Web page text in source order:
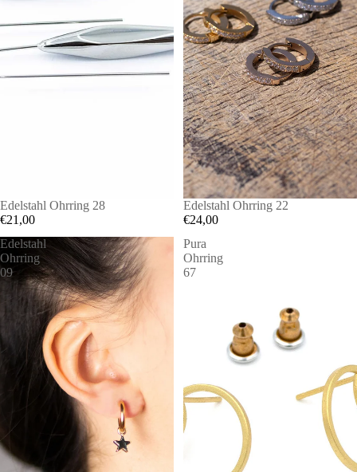
Edelstahl Ohrring 28
€21,00
Edelstahl Ohrring 22
€24,00
Edelstahl
Ohrring
09
Pura
Ohrring
67